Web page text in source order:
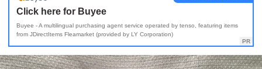
Click here for Buyee
Buyee - A multilingual purchasing agent service operated by tenso, featuring items
from JDirectItems Fleamarket (provided by LY Corporation)